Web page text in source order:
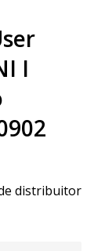
I
distribuitor